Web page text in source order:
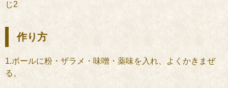
じ2
作り方
1.ボールに粉・ザラメ・味噌・薬味を入れ、よくかきまぜ
る。